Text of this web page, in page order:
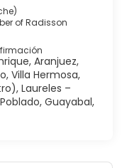
limitado de este
día que con una
un desayuno bufé
24 horas, consigna
Hay un
disponible.
of Radisson
Aranjuez,
Villa Hermosa,
Laureles –
Guayabal,